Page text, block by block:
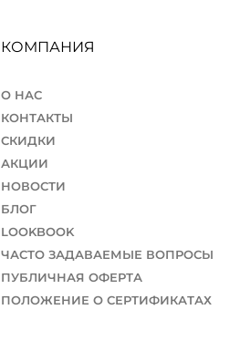
КОМПАНИЯ
О НАС
КОНТАКТЫ
СКИДКИ
АКЦИИ
НОВОСТИ
БЛОГ
LOOKBOOK
ЧАСТО ЗАДАВАЕМЫЕ ВОПРОСЫ
ПУБЛИЧНАЯ ОФЕРТА
ПОЛОЖЕНИЕ О СЕРТИФИКАТАХ